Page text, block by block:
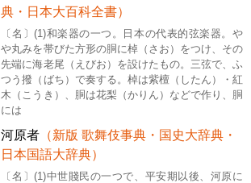
典・日本大百科全書）
〔名〕(1)和楽器の一つ。日本の代表的弦楽器。や
や丸みを帯びた方形の胴に棹（さお）をつけ、その
先端に海老尾（えびお）を設けたもの。三弦で、ふ
つう撥（ばち）で奏する。棹は紫檀（したん）・紅
木（こうき）、胴は花梨（かりん）などで作り、胴
には
河原者 （新版 歌舞伎事典・国史大辞典・
日本国語大辞典）
〔名〕(1)中世賤民の一つで、平安期以後、河原に